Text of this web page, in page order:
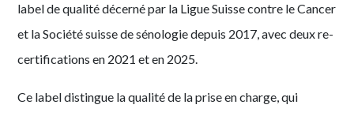
label de qualité décerné par la Ligue Suisse contre le Cancer
et la Société suisse de sénologie depuis 2017, avec deux re-
certifications en 2021 et en 2025.
Ce label distingue la qualité de la prise en charge, qui